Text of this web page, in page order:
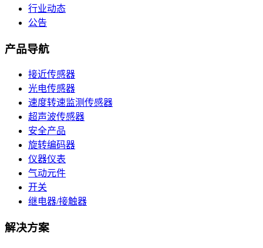
行业动态
公告
产品导航
接近传感器
光电传感器
速度转速监测传感器
超声波传感器
安全产品
旋转编码器
仪器仪表
气动元件
开关
继电器/接触器
解决方案